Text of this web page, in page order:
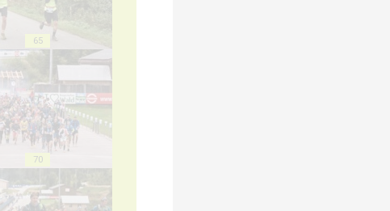
65
70